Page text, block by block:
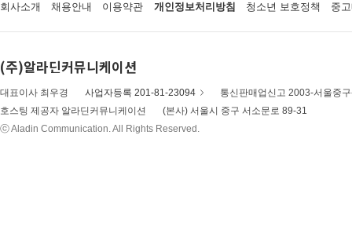
회사소개 채용안내 이용약관 개인정보처리방침 청소년 보호정책 중
(주)알라딘커뮤니케이션
대표이사 최우경 사업자등록 201-81-23094
통신판매업신고 2003-서울중
호스팅 제공자 알라딘커뮤니케이션
(본사) 서울시 중구 서소문로 89-31
ⓒ Aladin Communication. All Rights Reserved.